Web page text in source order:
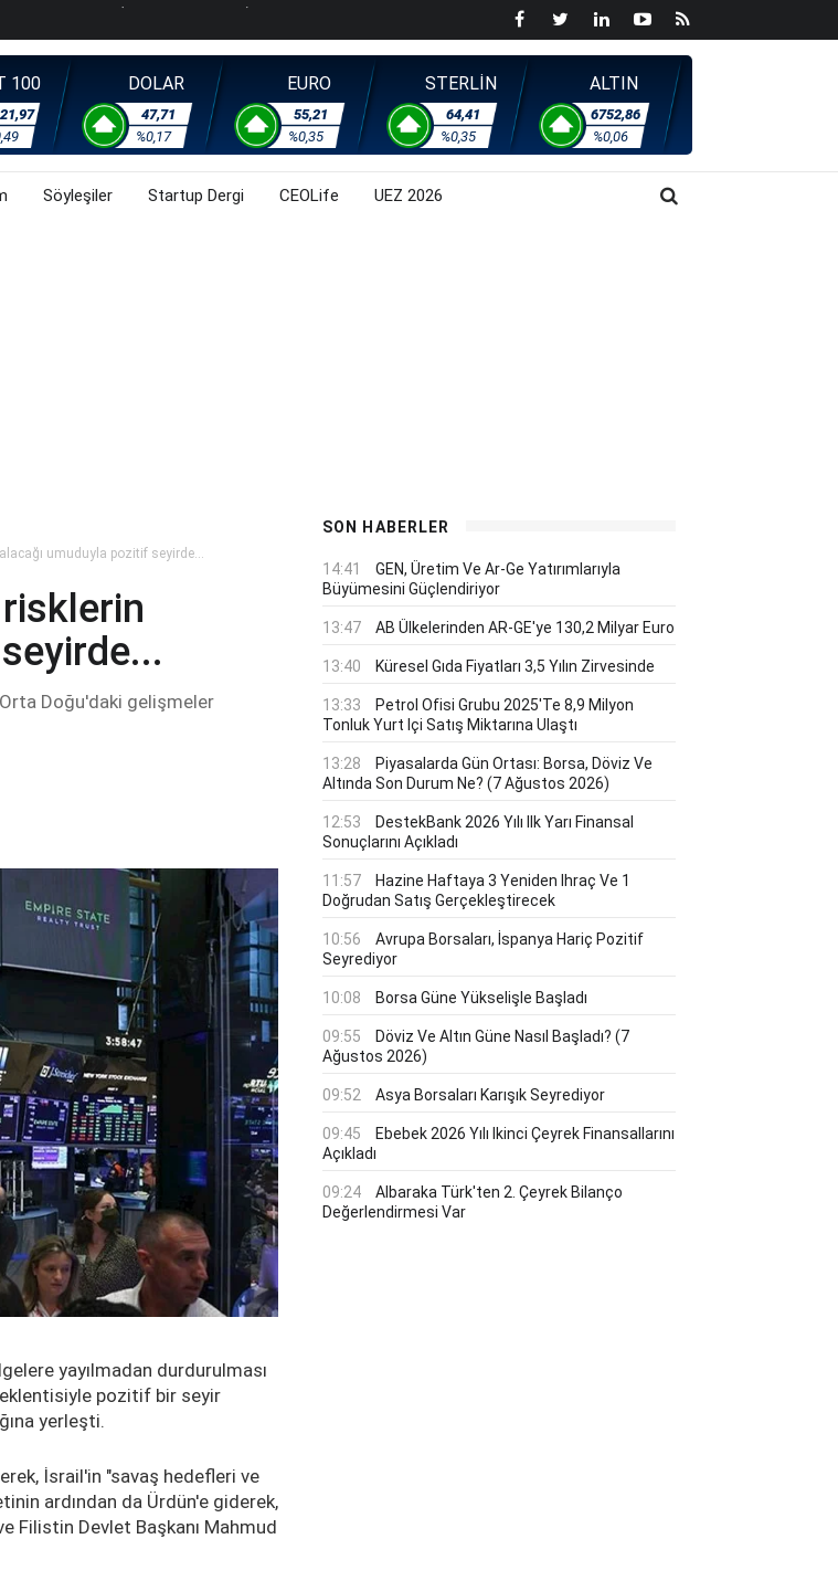
Artırdı
Durum Ne? (31 Temmuz 2026)
100 DOLAR
47,71
%0,17
EURO
55,21
%0,35
STERLİN
64,41
%0,35
ALTIN
6752,86
%0,06
Söyleşiler Startup Dergi CEOLife UEZ 2026
umuduyla pozitif seyirde...
Orta Doğu'daki gelişmeler
yayılmadan durdurulması
pozitif bir seyir
yerleşti.
İsrail'in "savaş hedefleri ve
ardından da Ürdün'e giderek,
Filistin Devlet Başkanı Mahmud
SON HABERLER
14:41
GEN, Üretim Ve Ar-Ge Yatırımlarıyla
Büyümesini Güçlendiriyor
13:47 AB Ülkelerinden AR-GE'ye 130,2 Milyar Euro
13:40 Küresel Gıda Fiyatları 3,5 Yılın Zirvesinde
13:33
Petrol Ofisi Grubu 2025'te 8,9 Milyon
Tonluk Yurt Içi Satış Miktarına Ulaştı
13:28
Piyasalarda Gün Ortası: Borsa, Döviz Ve
Altında Son Durum Ne? (7 Ağustos 2026)
12:53
DestekBank 2026 Yılı Ilk Yarı Finansal
Sonuçlarını Açıkladı
11:57
Hazine Haftaya 3 Yeniden Ihraç Ve 1
Doğrudan Satış Gerçekleştirecek
10:56
Avrupa Borsaları, İspanya Hariç Pozitif
Seyrediyor
10:08 Borsa Güne Yükselişle Başladı
09:55
Döviz Ve Altın Güne Nasıl Başladı? (7
Ağustos 2026)
09:52 Asya Borsaları Karışık Seyrediyor
09:45
Ebebek 2026 Yılı Ikinci Çeyrek Finansallarını
Açıkladı
09:24
Albaraka Türk'ten 2. Çeyrek Bilanço
Değerlendirmesi Var